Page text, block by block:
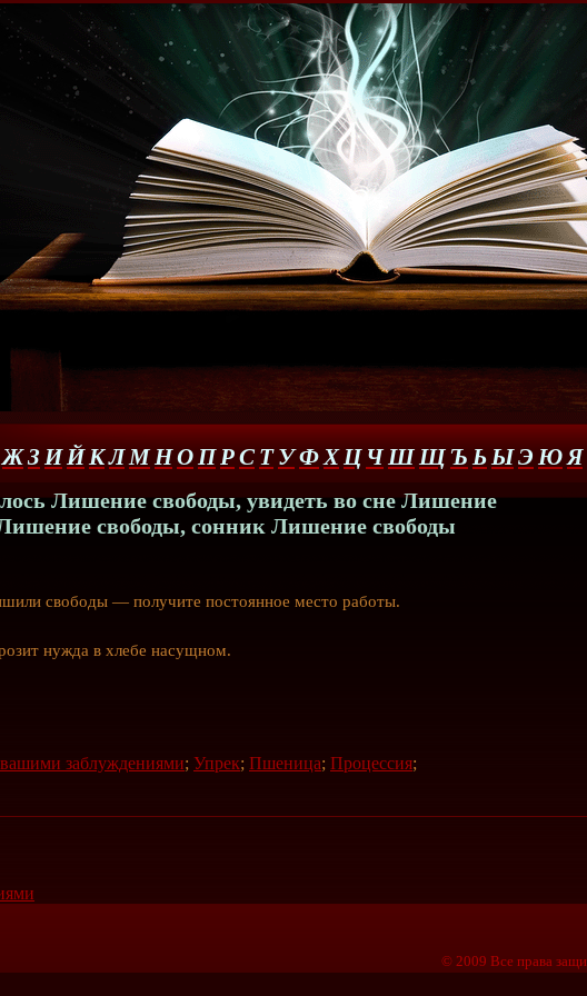
ЖЗ ИЙКЛМНОПРС Т УФХЦ ЧШЩ Ъ ЬЫЭ ЮЯ
Лишение свободы, увидеть во сне Лишение
свободы, сонник Лишение свободы
свободы — получите постоянное место работы.
нужда в хлебе насущном.
вашими заблуждениями; Упрек; Пшеница; Процессия;
© 2009 Все права